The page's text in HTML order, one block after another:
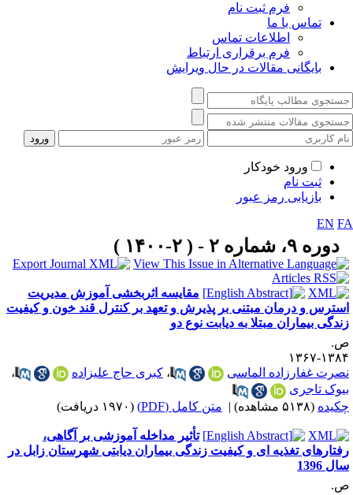
فرم ثبت نام
تماس با ما
اطلاعات تماس
فرم برقراری ارتباط
بایگانی مقالات در حال ویرایش
ورود خودکار
ثبت نام
بازیابی رمز عبور
EN
دوره ۹، شماره ۲ - ( ۲-۱۴۰۰ )
مقایسه اثربخشی آموزش مدیریت
و درمان مبتنی بر پذیرش و تعهد بر کنترل قند خون و کیفیت
بیماران مبتلا به دیابت نوع دو
۱۳۶۷
غفارزاده الماسی
،کبری حاج علیزاده
،
تاجری
(۵۱۳۸ مشاهده) | متن کامل (PDF) (۱۹۷۰ دریافت)
تأثیر مداخله آموزشی بر آگاهی،
تغذیه ای و کیفیت زندگی بیماران دیابتی شهرستان زابل در
1396